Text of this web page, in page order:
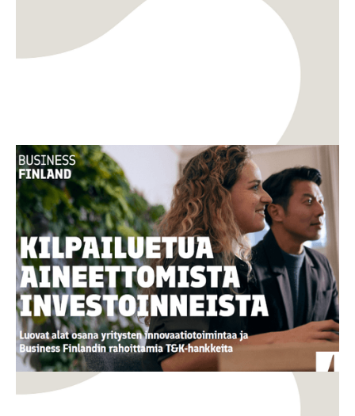
TKI Innovaatiot
Uusi opas: Miten aineettomasta arvosta
rakennetaan kilpailukykyä ja kasvua?